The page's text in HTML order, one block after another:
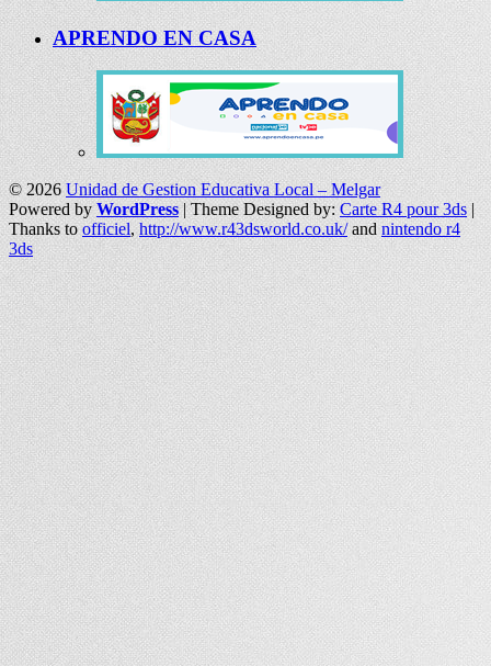
APRENDO EN CASA
© 2026Unidad de Gestion Educativa Local – Melgar
Powered byWordPress| Theme Designed by:Carte R4 pour 3ds |
Thanks toofficiel,http://www.r43dsworld.co.uk/and nintendo r4
3ds